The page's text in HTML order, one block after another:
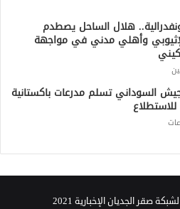
هلال الساحل يصطدم
وأهلي مدني في مواجهة
السوداني تسلم مدرعات باكستانية
صقر الجديان الإخبارية 2021